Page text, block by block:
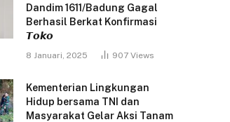
Dandim 1611/Badung Gagal
Berhasil Berkat Konfirmasi
𝙏𝙤𝙠𝙤
8 Januari, 2025 907 Views
Kementerian Lingkungan
Hidup bersama TNI dan
Masyarakat Gelar Aksi Tanam